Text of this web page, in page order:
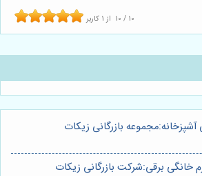
10 / 10 از 1 کاربر
آشپزخانه:مجموعه بازرگانی زیکات
خانگی برقی:شرکت بازرگانی زیکات